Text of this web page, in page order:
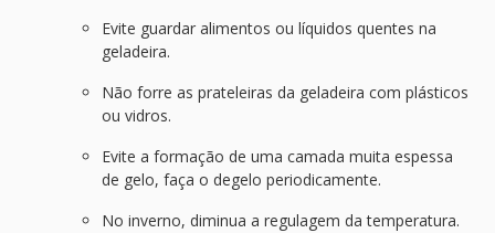
Evite guardar alimentos ou líquidos quentes na
geladeira.
Não forre as prateleiras da geladeira com plásticos
ou vidros.
Evite a formação de uma camada muita espessa
de gelo, faça o degelo periodicamente.
No inverno, diminua a regulagem da temperatura.